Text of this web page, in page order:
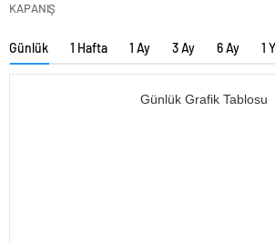
KAPANIŞ
Günlük 1 Hafta 1 Ay 3 Ay 6 Ay 1
Günlük Grafik Tablosu